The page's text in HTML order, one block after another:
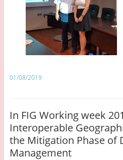
01/08/2019
In FIG Working week
Interoperable
the Mitigation Phase of
Management